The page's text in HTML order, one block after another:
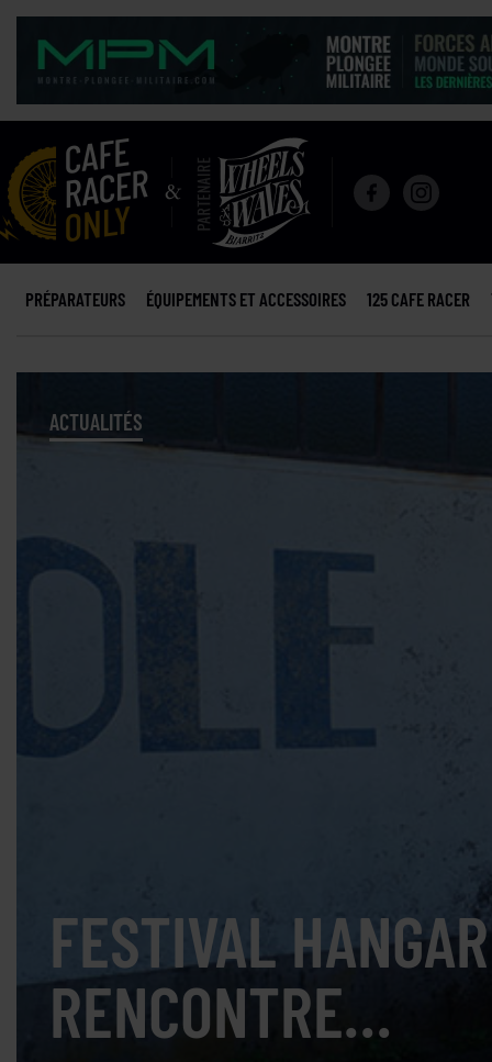
PRÉPARATEURS ÉQUIPEMENTS ET ACCESSOIRES 125 CAFE RACER
ACTUALITÉS
FESTIVAL
RENCONTRE…